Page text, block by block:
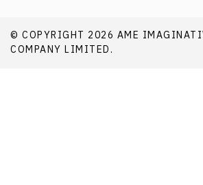
© COPYRIGHT 2026 AME
COMPANY LIMITED.